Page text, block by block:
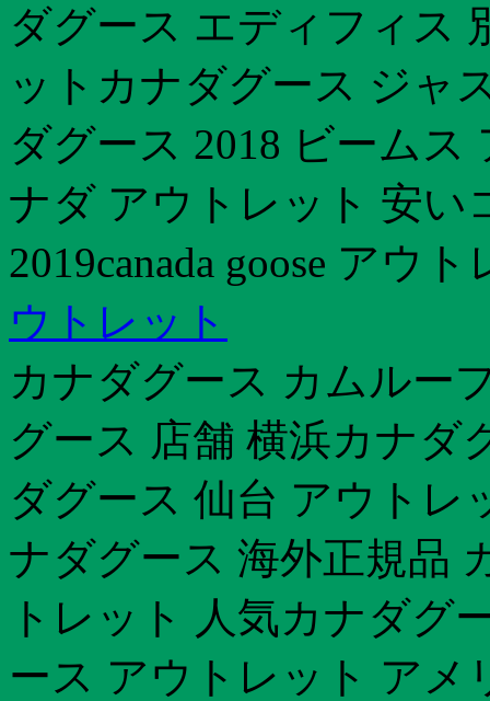
ダグース エディフィス
ットカナダグース ジャ
ダグース 2018 ビーム
ナダ アウトレット 安い
2019canada goose アウ
ウトレット
カナダグース カムルー
グース 店舗 横浜カナダ
ダグース 仙台 アウトレ
ナダグース 海外正規品
トレット 人気カナダグ
ース アウトレット アメ